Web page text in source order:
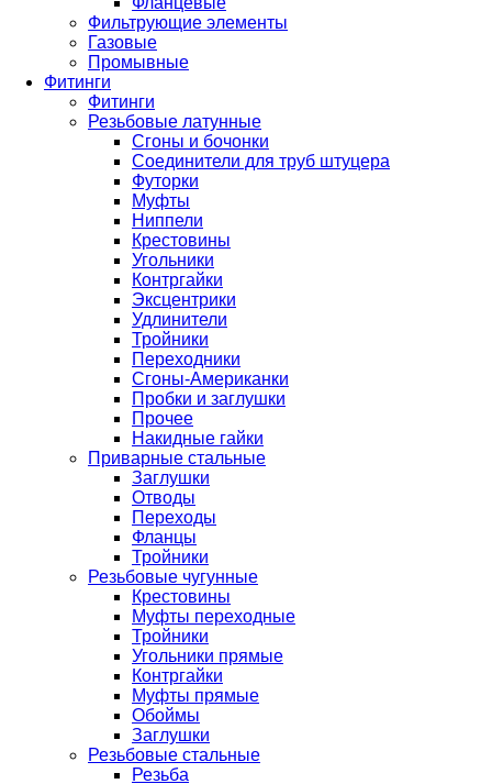
Фильтрующие элементы
Газовые
Промывные
Фитинги
Фитинги
Резьбовые латунные
Сгоны и бочонки
Соединители для труб штуцера
Футорки
Муфты
Ниппели
Крестовины
Угольники
Контргайки
Эксцентрики
Удлинители
Тройники
Переходники
Сгоны-Американки
Пробки и заглушки
Прочее
Накидные гайки
Приварные стальные
Заглушки
Отводы
Переходы
Фланцы
Тройники
Резьбовые чугунные
Крестовины
Муфты переходные
Тройники
Угольники прямые
Контргайки
Муфты прямые
Обоймы
Заглушки
Резьбовые стальные
Резьба